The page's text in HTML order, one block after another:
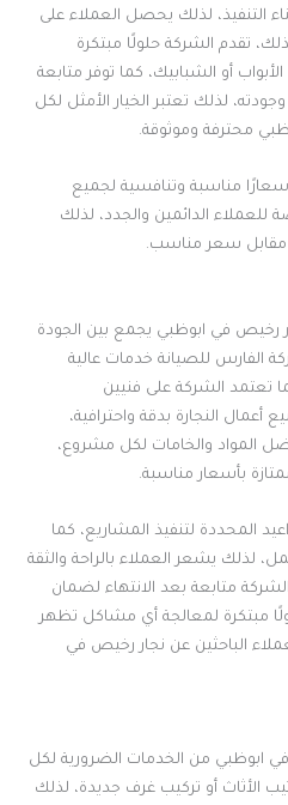
التنفيذ، لذلك يحصل العملاء على
تقدم الشركة حلولًا مبتكرة
أو الشبابيك، كما توفر متابعة
لذلك تعتبر الخيار الأمثل لكل
محترفة وموثوقة.
مناسبة وتنافسية لجميع
الدائمين والجدد، لذلك
سعر مناسب.
رخيص في ابوظبي يجمع بين الجودة
الفارس للصيانة خدمات عالية
تعتمد الشركة على فنيين
النجارة بدقة واحترافية،
المواد والخامات لكل مشروع،
بأسعار مناسبة.
المحددة لتنفيذ المشاريع، كما
لذلك يشعر العملاء بالراحة والثقة
متابعة بعد الانتهاء لضمان
مبتكرة لمعالجة أي مشاكل تظهر
الباحثين عن نجار رخيص في
ابوظبي من الخدمات الضرورية لكل
الأثاث أو تركيب غرف جديدة، لذلك